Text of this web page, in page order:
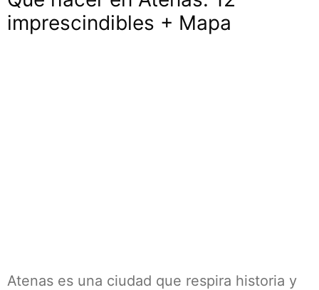
imprescindibles + Mapa
Atenas es una ciudad que respira historia y